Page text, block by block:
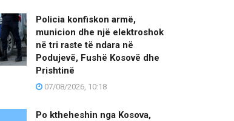
Policia konfiskon armë,
municion dhe një elektroshok
në tri raste të ndara në
Podujevë, Fushë Kosovë dhe
Prishtinë
07/08/2026, 10:18
Po ktheheshin nga Kosova,